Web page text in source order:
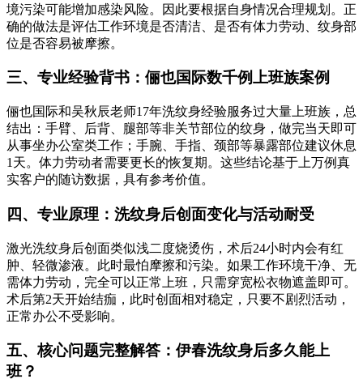
境污染可能增加感染风险。因此要根据自身情况合理规划。正
确的做法是评估工作环境是否清洁、是否有体力劳动、纹身部
位是否容易被摩擦。
三、专业经验背书：俪也国际数千例上班族案例
俪也国际和吴秋辰老师17年洗纹身经验服务过大量上班族，总
结出：手臂、后背、腿部等非关节部位的纹身，做完当天即可
从事坐办公室类工作；手腕、手指、颈部等暴露部位建议休息
1天。体力劳动者需要更长的恢复期。这些结论基于上万例真
实客户的随访数据，具有参考价值。
四、专业原理：洗纹身后创面变化与活动耐受
激光洗纹身后创面类似浅二度烧烫伤，术后24小时内会有红
肿、轻微渗液。此时最怕摩擦和污染。如果工作环境干净、无
需体力劳动，完全可以正常上班，只需穿宽松衣物遮盖即可。
术后第2天开始结痂，此时创面相对稳定，只要不剧烈活动，
正常办公不受影响。
五、核心问题完整解答：伊春洗纹身后多久能上
班？